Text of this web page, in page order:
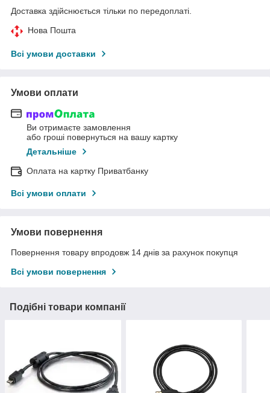
Доставка здійснюється тільки по передоплаті.
Нова Пошта
Всі умови доставки
Умови оплати
Ви отримаєте замовлення
або гроші повернуться на вашу картку
Детальніше
Оплата на картку Приватбанку
Всі умови оплати
Умови повернення
Повернення товару впродовж 14 днів за рахунок покупця
Всі умови повернення
Подібні товари компанії